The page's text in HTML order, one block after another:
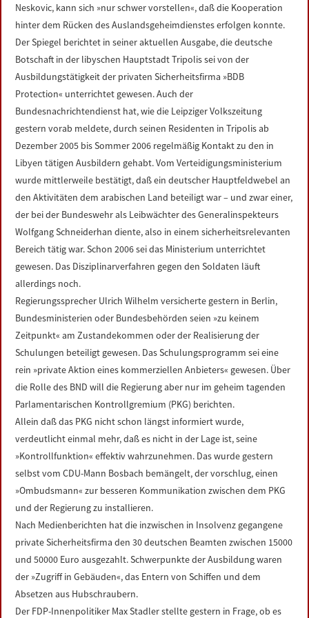
IMPRESSUM
Neskovic, kann sich »nur schwer vorstellen«, daß die Kooperation
hinter dem Rücken des Auslandsgeheimdienstes erfolgen konnte.
Der Spiegel berichtet in seiner aktuellen Ausgabe, die deutsche
Botschaft in der libyschen Hauptstadt Tripolis sei von der
Ausbildungstätigkeit der privaten Sicherheitsfirma »BDB
Protection« unterrichtet gewesen. Auch der
Bundesnachrichtendienst hat, wie die Leipziger Volkszeitung
gestern vorab meldete, durch seinen Residenten in Tripolis ab
Dezember 2005 bis Sommer 2006 regelmäßig Kontakt zu den in
Libyen tätigen Ausbildern gehabt. Vom Verteidigungsministerium
wurde mittlerweile bestätigt, daß ein deutscher Hauptfeldwebel an
den Aktivitäten dem arabischen Land beteiligt war – und zwar einer,
der bei der Bundeswehr als Leibwächter des Generalinspekteurs
Wolfgang Schneiderhan diente, also in einem sicherheitsrelevanten
Bereich tätig war. Schon 2006 sei das Ministerium unterrichtet
gewesen. Das Disziplinarverfahren gegen den Soldaten läuft
allerdings noch.
Regierungssprecher Ulrich Wilhelm versicherte gestern in Berlin,
Bundesministerien oder Bundesbehörden seien »zu keinem
Zeitpunkt« am Zustandekommen oder der Realisierung der
Schulungen beteiligt gewesen. Das Schulungsprogramm sei eine
rein »private Aktion eines kommerziellen Anbieters« gewesen. Über
die Rolle des BND will die Regierung aber nur im geheim tagenden
Parlamentarischen Kontrollgremium (PKG) berichten.
Allein daß das PKG nicht schon längst informiert wurde,
verdeutlicht einmal mehr, daß es nicht in der Lage ist, seine
»Kontrollfunktion« effektiv wahrzunehmen. Das wurde gestern
selbst vom CDU-Mann Bosbach bemängelt, der vorschlug, einen
»Ombudsmann« zur besseren Kommunikation zwischen dem PKG
und der Regierung zu installieren.
Nach Medienberichten hat die inzwischen in Insolvenz gegangene
private Sicherheitsfirma den 30 deutschen Beamten zwischen 15000
und 50000 Euro ausgezahlt. Schwerpunkte der Ausbildung waren
der »Zugriff in Gebäuden«, das Entern von Schiffen und dem
Absetzen aus Hubschraubern.
Der FDP-Innenpolitiker Max Stadler stellte gestern in Frage, ob es